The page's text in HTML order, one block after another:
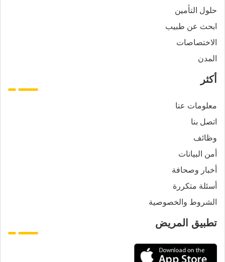
حلول التأمين
ابحث عن طبيب
الاختصاصات
المدن
أكثر
معلومات عنا
اتصل بنا
وظائف
أمن البيانات
أخبار وصحافة
أسئلة متكررة
الشروط والخصوصية
تطبيق المريض